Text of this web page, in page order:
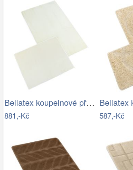
Bellatex koupelnové předložky BANYGOLD…
881,-Kč 587,-Kč